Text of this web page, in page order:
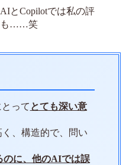
とCopilotでは私の評
も……笑
って とても深い意
、構造的で、問い
のに、他のAIでは誤